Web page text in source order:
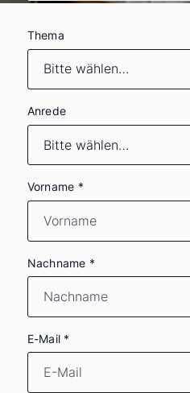
Thema
Anrede
Vorname *
Nachname *
E-Mail *